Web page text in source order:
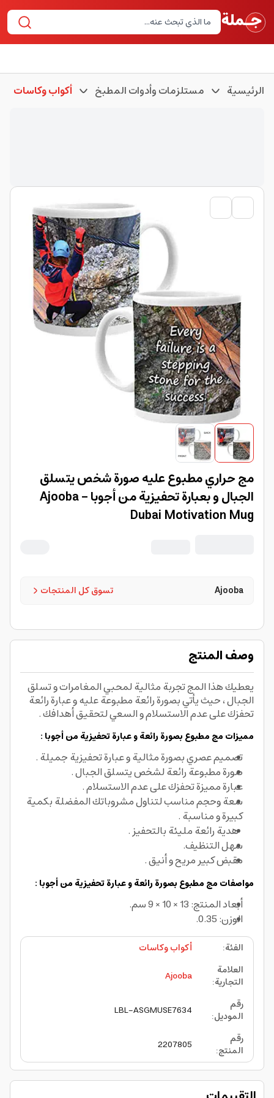
الرئيسية مستلزمات وأدوات المطبخ أكواب وكاسات
مج حراري مطبوع عليه صورة شخص يتسلق
الجبال و بعبارة تحفيزية من أجوبا Ajooba -
Dubai Motivation Mug
تسوق كل المنتجات Ajooba
وصف المنتج
يعطيك هذا المج تجربة مثالية لمحبي المغامرات و تسلق
الجبال ، حيث يأتي بصورة رائعة مطبوعة عليه و عبارة رائعة
تحفزك على عدم الاستسلام و السعي لتحقيق أهدافك .
مميزات مج مطبوع بصورة رائعة و عبارة تحفيزية من أجوبا :
تصميم عصري بصورة مثالية و عبارة تحفيزية جميلة .
صورة مطبوعة رائعة لشخص يتسلق الجبال .
عبارة مميزة تحفزك على عدم الاستسلام .
سعة وحجم مناسب لتناول مشروباتك المفضلة بكمية
كبيرة و مناسبة .
هدية رائعة مليئة بالتحفيز .
سهل التنظيف.
مقبض كبير مريح و أنيق .
مواصفات مج مطبوع بصورة رائعة و عبارة تحفيزية من أجوبا :
أبعاد المنتج: 13 × 10 × 9 سم.
الوزن: 0.35.
الفئة:
أكواب وكاسات
العلامة
التجارية:
Ajooba
رقم
الموديل:
LBL-ASGMUSE7634
رقم
المنتج:
2207805